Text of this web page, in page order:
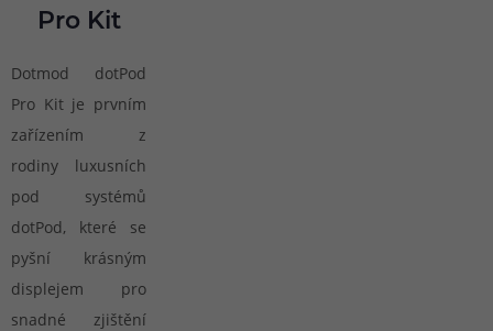
Pro Kit
Dotmod dotPod
Pro Kit je prvním
zařízením z
rodiny luxusních
pod systémů
dotPod, které se
pyšní krásným
displejem pro
snadné zjištění